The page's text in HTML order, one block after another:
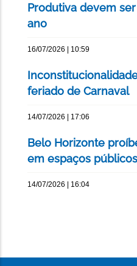
Produtiva devem
ano
16/07/2026 | 10:59
feriado de Carnaval
14/07/2026 | 17:06
Belo Horizonte
em espaços públicos
14/07/2026 | 16:04